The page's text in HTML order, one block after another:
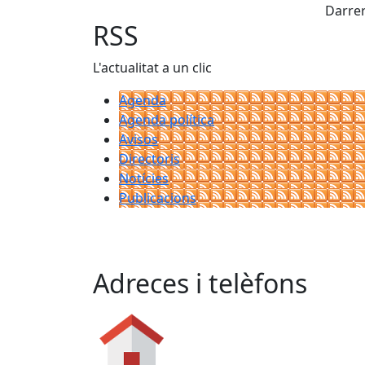
RSS
L'actualitat a un clic
Agenda
Agenda política
Avisos
Directoris
Notícies
Publicacions
Adreces i telèfons